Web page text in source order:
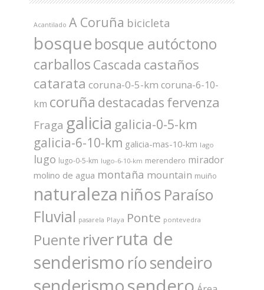
Acantilado A Coruña bicicleta
bosque bosque autóctono
carballos Cascada castaños
catarata coruna-0-5-km coruna-6-10-
km coruña destacadas fervenza
Fraga galicia galicia-0-5-km
galicia-6-10-km galicia-mas-10-km lago
lugo lugo-0-5-km lugo-6-10-km merendero mirador
molino de agua montaña mountain muiño
naturaleza niños Paraíso
Fluvial pasarela Playa Ponte pontevedra
Puente riverruta de
senderismo ríosendeiro